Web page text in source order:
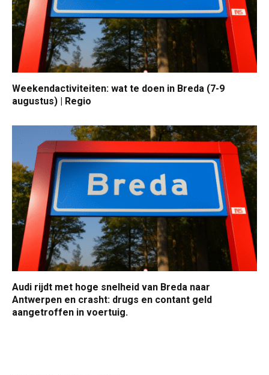
Weekendactiviteiten: wat te doen in Breda (7-9
augustus) | Regio
Audi rijdt met hoge snelheid van Breda naar
Antwerpen en crasht: drugs en contant geld
aangetroffen in voertuig.